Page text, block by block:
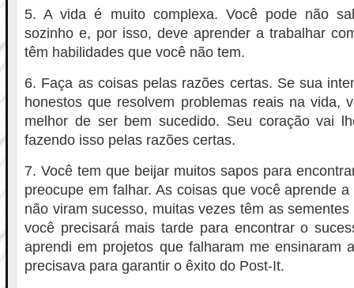
5. A vida é muito complexa. Você pode não
sozinho e, por isso, deve aprender a trabalhar
têm habilidades que você não tem.
6. Faça as coisas pelas razões certas. Se sua
honestos que resolvem problemas reais na vida,
melhor de ser bem sucedido. Seu coração vai
fazendo isso pelas razões certas.
7. Você tem que beijar muitos sapos para
preocupe em falhar. As coisas que você aprende
não viram sucesso, muitas vezes têm as
você precisará mais tarde para encontrar o
aprendi em projetos que falharam me ensinaram
precisava para garantir o êxito do Post-It.